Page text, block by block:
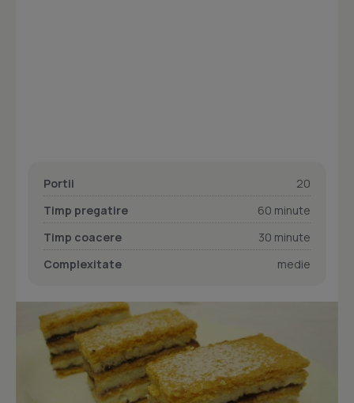
Portii
20
Timp pregatire
60 minute
Timp coacere
30 minute
Complexitate
medie